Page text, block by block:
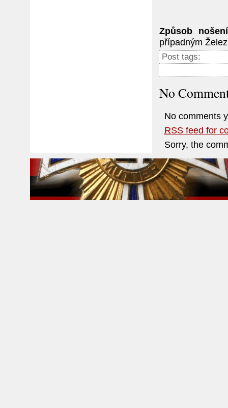
Způsob
případným
Post tags:
No
No comments
RSS feed for
Sorry, the